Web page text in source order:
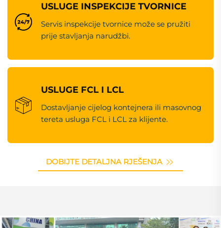
USLUGE INSPEKCIJE TVORNICE
Servis inspekcije tvornice može se pružiti
prije stavljanja narudžbi.
USLUGE FCL I LCL
Dostavljanje cijelog kontejnera ili masovnog
tereta usluga FCL i LCL za klijente.
DOBIJTE DETALJNA RJEŠENJA